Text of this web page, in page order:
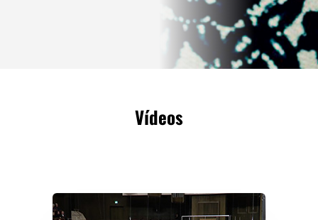
Vídeos